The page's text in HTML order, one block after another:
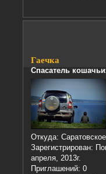
Гаечка
Спасатель
Откуда:
Зарегистрирован:
апреля, 2013г.
Приглашений: 0